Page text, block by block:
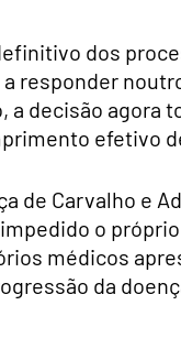
dos
responder
decisão agora
efetivo
de Carvalho e
o
médicos
da